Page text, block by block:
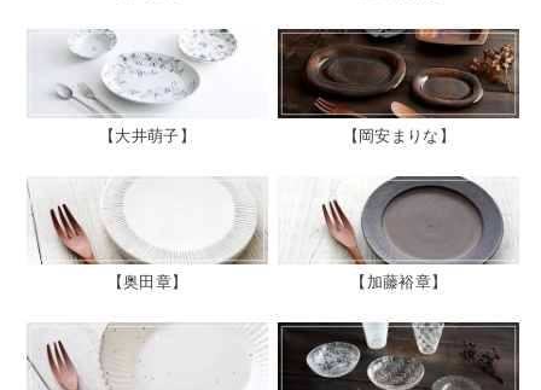
大井萌子 岡安まりな
奥田章 加藤裕章